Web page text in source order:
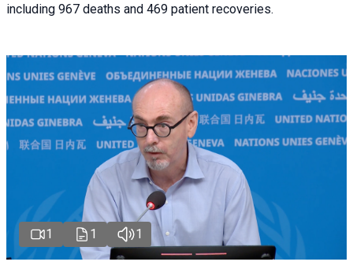
including 967 deaths and 469 patient recoveries.
1 1 1